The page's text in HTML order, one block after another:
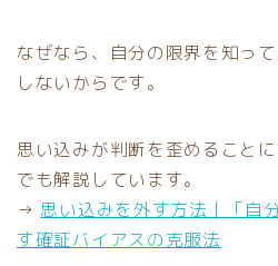
なぜなら、自分の限界を知っ
しないからです。
思い込みが判断を歪めること
でも解説しています。
→ 思い込みを外す方法｜「自
す確証バイアスの克服法